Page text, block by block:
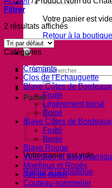
Votre panier est
Retour à la boutique
Recherche
pour :
Panier
Votre panier est vide.
Retour à la boutique
Filtrer
2 résultats affichésTrié
du
plus
ancien
Catégories
Crémants
Clos de l'Echauguette
Blaye Côtes de
Fruité
Légèrement boisé
Boisé
Blaye Côtes de
Fruité
Boisé
Blaye Rouge
Vins Bios et
Moelleux et Rosés
Jus de raisin
Couteau-sommelier